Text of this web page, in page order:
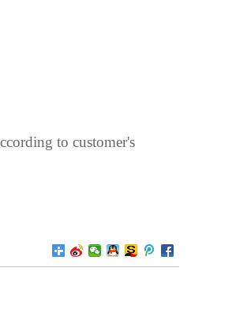
to customer's